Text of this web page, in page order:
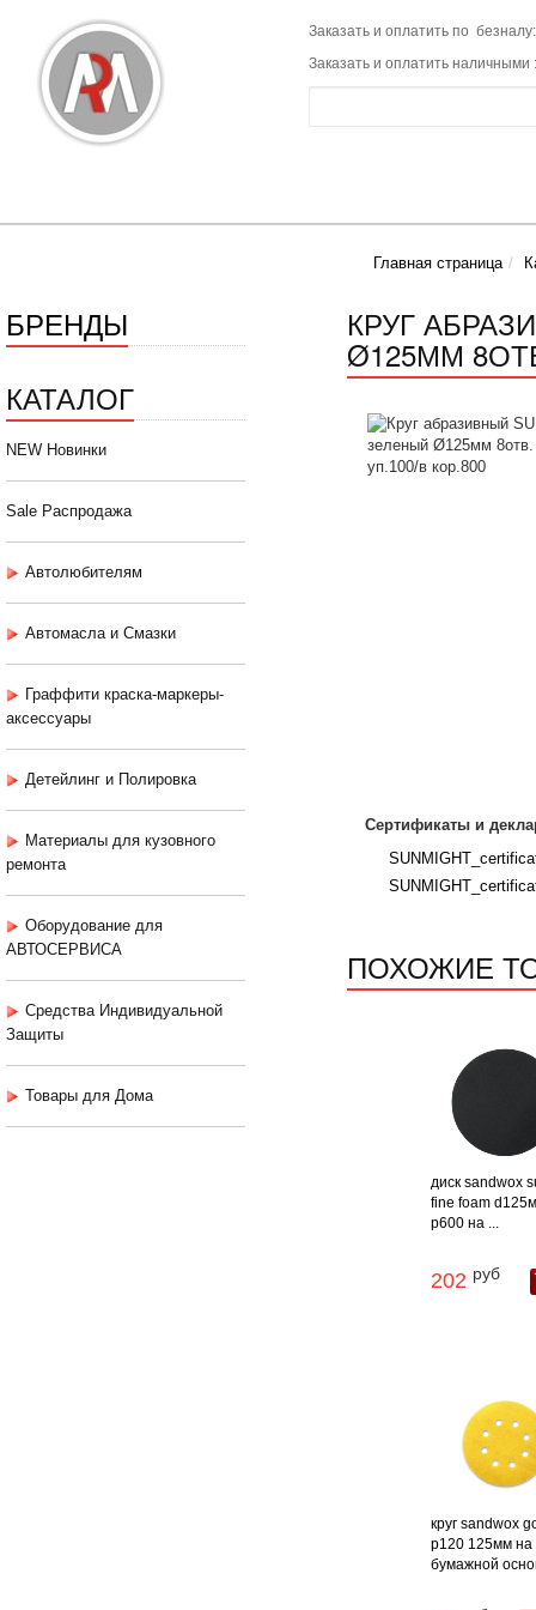
Заказать и оплатить по
Заказать и оплатить наличными
Главная страница
БРЕНДЫ
КАТАЛОГ
NEW Новинки
Sale Распродажа
Автолюбителям
Автомасла и Смазки
Граффити краска-маркеры-
аксессуары
Детейлинг и Полировка
Материалы для кузовного
ремонта
Оборудование для
АВТОСЕРВИСА
Средства Индивидуальной
Защиты
Товары для Дома
КРУГ
Ø125ММ
Сертификаты и
ПОХОЖИЕ
диск sandwox
fine foam
p600 на ...
202 руб
круг sandwox
p120 125мм на
бумажной